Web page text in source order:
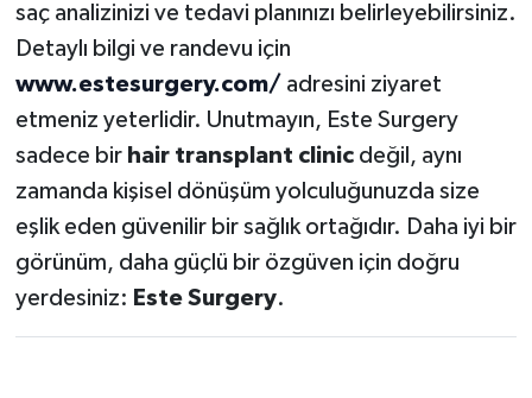
saç analizinizi ve tedavi planınızı belirleyebilirsiniz.
Detaylı bilgi ve randevu için
www.estesurgery.com/ adresini ziyaret
etmeniz yeterlidir. Unutmayın, Este Surgery
sadece bir hair transplant clinicdeğil, aynı
zamanda kişisel dönüşüm yolculuğunuzda size
eşlik eden güvenilir bir sağlık ortağıdır. Daha iyi bir
görünüm, daha güçlü bir özgüven için doğru
yerdesiniz: Este Surgery.